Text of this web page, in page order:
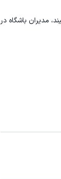
مدیران باشگاه در